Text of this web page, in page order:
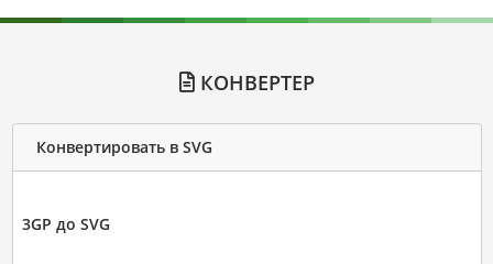
КОНВЕРТЕР
Конвертировать в SVG
3GP до SVG